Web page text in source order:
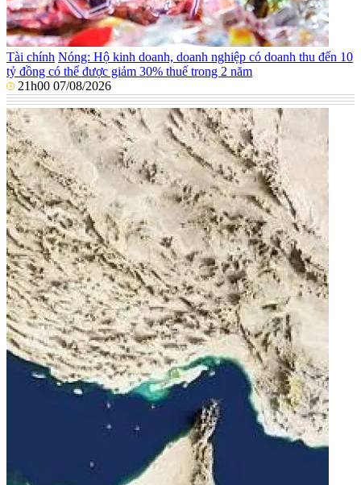
Tài chính Nóng: Hộ kinh doanh, doanh nghiệp có doanh thu đến 10
tỷ đồng có thể được giảm 30% thuế trong 2 năm
21h00 07/08/2026